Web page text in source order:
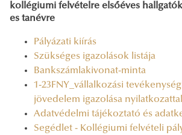
kollégiumi felvételre elsőéves
es tanévre
Pályázati kiírás
Szükséges igazolások listája
Bankszámlakivonat-minta
1-23FNY_vállalkozási
jövedelem igazolása
Adatvédelmi tájékoztató és
Segédlet - Kollégiumi felvételi